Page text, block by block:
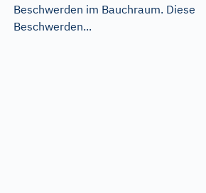
Beschwerden im Bauchraum. Diese
Beschwerden...